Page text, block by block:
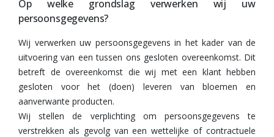
Op welke grondslag verwerken wij uw
persoonsgegevens?
Wij verwerken uw persoonsgegevens in het kader van de
uitvoering van een tussen ons gesloten overeenkomst. Dit
betreft de overeenkomst die wij met een klant hebben
gesloten voor het (doen) leveren van bloemen en
aanverwante producten.
Wij stellen de verplichting om persoonsgegevens te
verstrekken als gevolg van een wettelijke of contractuele